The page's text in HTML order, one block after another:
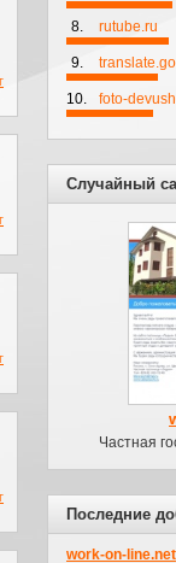
8. rutube.ru
9.
10. foto-
Случайный
Частная
Последние
work-on-line.net